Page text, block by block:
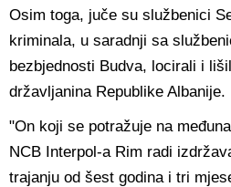
Osim toga, juče su službenici
kriminala, u saradnji sa
bezbjednosti Budva, locirali i
državljanina Republike Albanije.
"On koji se potražuje na
NCB Interpol-a Rim radi
trajanju od šest godina i tri